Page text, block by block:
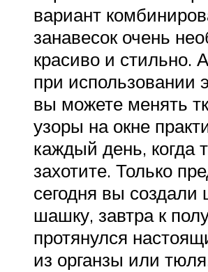
вариант
занавесок очень
красиво и стильно.
при использовании
вы можете менять
узоры на окне
каждый день, когда
захотите. Только
сегодня вы
шашку, завтра к
протянулся
из органзы или